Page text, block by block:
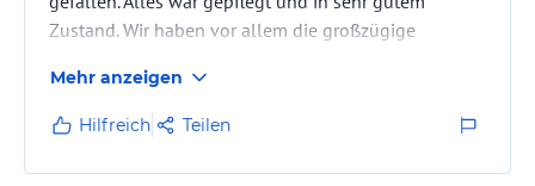
Zustand. Wir haben vor allem die großzügige
die großzügige Terrasse und der schöne Gartenplatz.
Man kann im Fluss oder in zwei Pools baden und
entspannen. Abends kommt die Anlage schnell zur
Ruhe, so dass es auch sehr erholsam war. Es
Mehr anzeigen
Hilfreich Teilen